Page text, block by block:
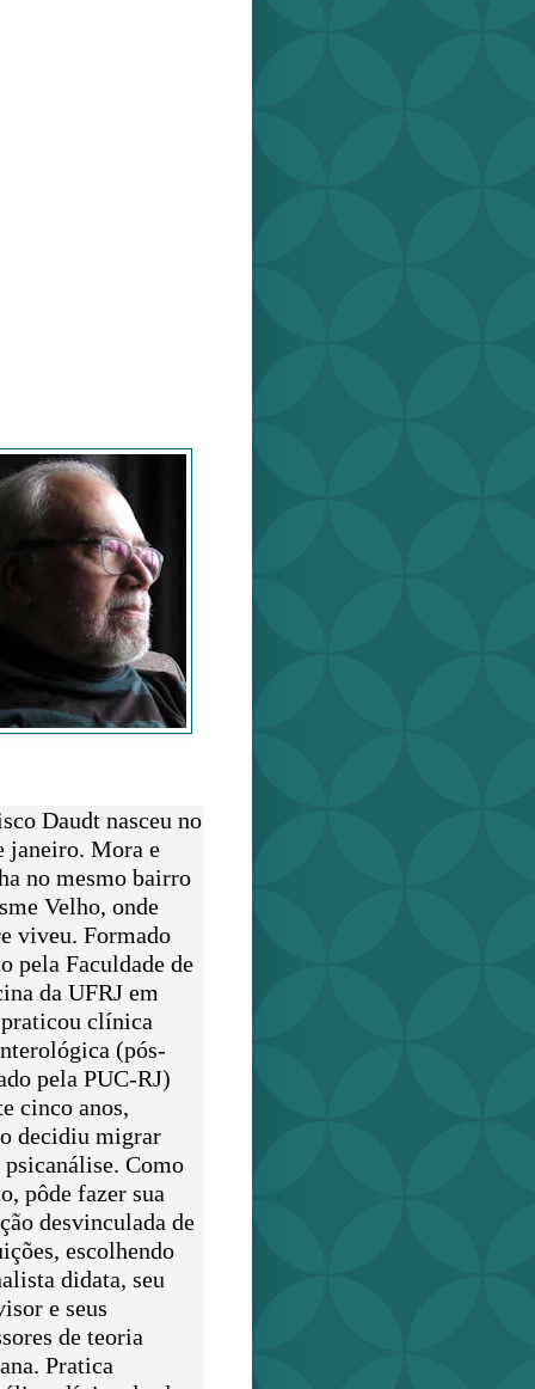
Daudt nasceu no
janeiro. Mora e
no mesmo bairro
Velho, onde
viveu. Formado
pela Faculdade de
da UFRJ em
clínica
(pós-
pela PUC-RJ)
cinco anos,
decidiu migrar
psicanálise. Como
pôde fazer sua
desvinculada de
escolhendo
didata, seu
e seus
de teoria
Pratica